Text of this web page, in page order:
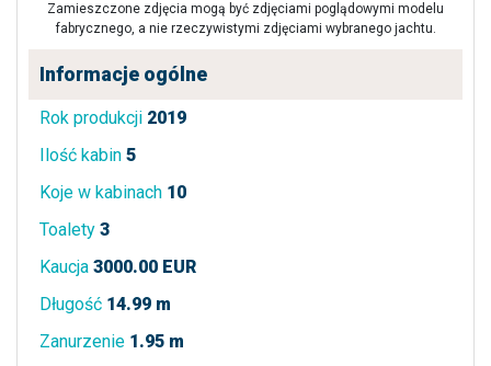
Zamieszczone zdjęcia mogą być zdjęciami poglądowymi modelu
fabrycznego, a nie rzeczywistymi zdjęciami wybranego jachtu.
Informacje ogólne
Rok produkcji 2019
Ilość kabin 5
Koje w kabinach 10
Toalety 3
Kaucja 3000.00 EUR
Długość 14.99 m
Zanurzenie 1.95 m